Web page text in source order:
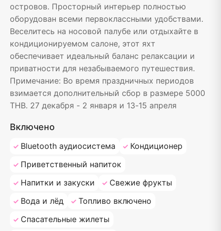
островов. Просторный интерьер полностью
оборудован всеми первоклассными удобствами.
Веселитесь на носовой палубе или отдыхайте в
кондиционируемом салоне, этот яхт
обеспечивает идеальный баланс релаксации и
приватности для незабываемого путешествия.
Примечание: Во время праздничных периодов
взимается дополнительный сбор в размере 5000
THB. 27 декабря - 2 января и 13-15 апреля
Включено
Bluetooth аудиосистема
Кондиционер
Приветственный напиток
Напитки и закуски
Свежие фрукты
Вода и лёд
Топливо включено
Спасательные жилеты